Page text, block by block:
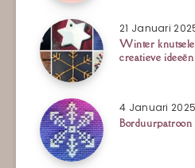
21 Januari
Winter
creatieve ideeën
4 Januari 2025